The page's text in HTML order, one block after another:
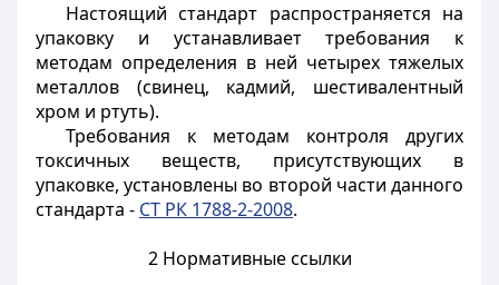
Настоящий стандарт распространяется на
упаковку и устанавливает требования к
методам определения в ней четырех тяжелых
металлов (свинец, кадмий, шестивалентный
хром и ртуть).
Требования к методам контроля других
токсичных веществ, присутствующих в
упаковке, установлены во второй части данного
стандарта - СТ РК 1788-2-2008.
2 Нормативные ссылки